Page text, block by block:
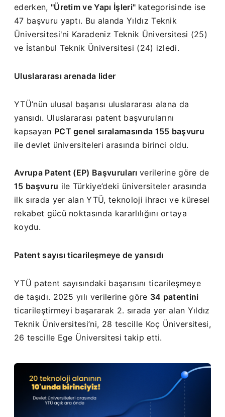
ederken, "Üretim ve Yapı İşleri" kategorisinde ise
47 başvuru yaptı. Bu alanda Yıldız Teknik
Üniversitesi'ni Karadeniz Teknik Üniversitesi (25)
ve İstanbul Teknik Üniversitesi (24) izledi.
Uluslararası arenada lider
YTÜ’nün ulusal başarısı uluslararası alana da
yansıdı. Uluslararası patent başvurularını
kapsayan PCT genel sıralamasında 155 başvuru
ile devlet üniversiteleri arasında birinci oldu.
Avrupa Patent (EP) Başvuruları verilerine göre de
15 başvuru ile Türkiye’deki üniversiteler arasında
ilk sırada yer alan YTÜ, teknoloji ihracı ve küresel
rekabet gücü noktasında kararlılığını ortaya
koydu.
Patent sayısı ticarileşmeye de yansıdı
YTÜ patent sayısındaki başarısını ticarileşmeye
de taşıdı. 2025 yılı verilerine göre 34 patentini
ticarileştirmeyi başararak 2. sırada yer alan Yıldız
Teknik Üniversitesi’ni, 28 tescille Koç Üniversitesi,
26 tescille Ege Üniversitesi takip etti.